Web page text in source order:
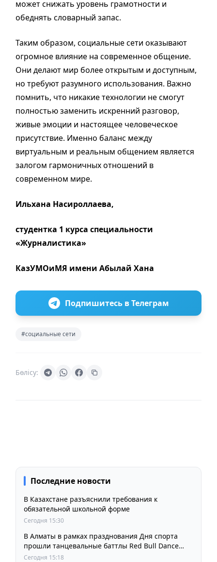
может снижать уровень грамотности и
обеднять словарный запас.
Таким образом, социальные сети оказывают
огромное влияние на современное общение.
Они делают мир более открытым и доступным,
но требуют разумного использования. Важно
помнить, что никакие технологии не смогут
полностью заменить искренний разговор,
живые эмоции и настоящее человеческое
присутствие. Именно баланс между
виртуальным и реальным общением является
залогом гармоничных отношений в
современном мире.
Ильхана Насироллаева,
студентка 1 курса специальности
«Журналистика»
КазУМОиМЯ имени Абылай Хана
Подпишитесь в Телеграм
#социальные сети
Бөлісу:
Последние новости
В Казахстане разъяснили требования к
обязательной школьной форме
Сегодня 15:30
В Алматы в рамках празднования Дня спорта
прошли танцевальные баттлы Red Bull Dance
Your Style
Сегодня 15:18